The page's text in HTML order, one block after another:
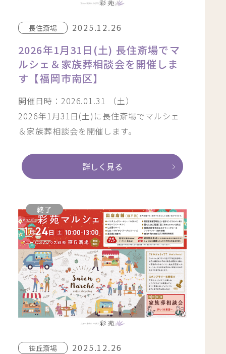
長住斎場 2025.12.26
2026年1月31日(土) 長住斎場でマ
ルシェ＆家族葬相談会を開催しま
す【福岡市南区】
開催日時：2026.01.31 （土）
2026年1月31日(土)に長住斎場でマルシェ
＆家族葬相談会を開催します。
詳しく見る
終了
笹丘斎場 2025.12.26